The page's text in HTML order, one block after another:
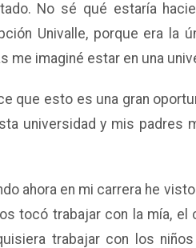
No sé qué estaría
Univalle, porque era la
me imaginé estar en una
que esto es una gran
universidad y mis padres
ahora en mi carrera he
tocó trabajar con la mía,
trabajar con los